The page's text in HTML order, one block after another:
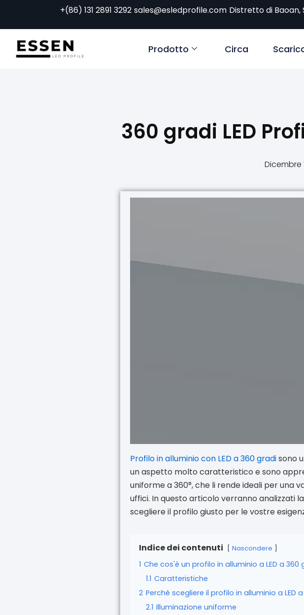
+(86) 131 2891 3292 sales@esledprofile.com Distretto di Baoan,
Prodotto Circa
360 gradi LED
Dicembre
Profilo in alluminio con LED a 360 gradisono
un aspetto molto caratteristico e sono
uniforme a 360°, che li rende ideali per una
uffici. In questo articolo verranno analizzati
scegliere il profilo giusto per le vostre
Indice dei contenuti Nascondere
1 Che cos'è un profilo in alluminio a LED a 360
1.1 Caratteristiche
2 Perché scegliere il profilo in alluminio a LED
2.1 Illuminazione uniforme